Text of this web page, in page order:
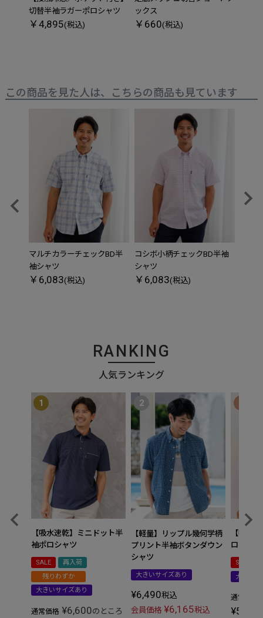
切替半袖ラガーポロシャツ
￥4,895(税込)
ックス
￥660(税込)
この商品を見た人は、こちらの商品も見ています
マルチカラーチェックBD半
袖シャツ
￥6,083(税込)
コシボ小柄チェックBD半袖
シャツ
￥6,083(税込)
RANKING
人気ランキング
【吸水速乾】ミニドット半
袖ポロシャツ
SALE
再入荷
残りわずか
大きいサイズあり
通常価格 ¥6,600のところ
【軽量】リップル幾何学柄
プリント半袖ボタンダウン
シャツ
大きいサイズあり
¥6,490税込
会員価格 ¥6,165税込
【吸水
ロシャツ
SALE
大きい
通常価格
¥5,280